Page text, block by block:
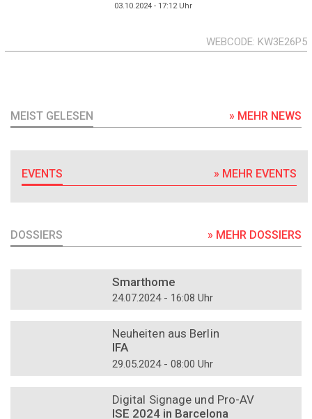
03.10.2024 - 17:12Uhr
WEBCODE KW3E26P5
MEIST GELESEN » MEHR NEWS
EVENTS » MEHR EVENTS
DOSSIERS » MEHR DOSSIERS
Smarthome
24.07.2024 - 16:08 Uhr
Neuheiten aus Berlin
IFA
29.05.2024 - 08:00 Uhr
Digital Signage und Pro-AV
ISE 2024 in Barcelona